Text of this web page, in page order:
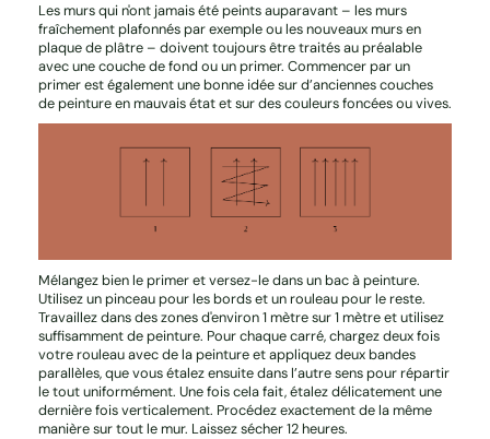
Les murs qui n'ont jamais été peints auparavant – les murs
fraîchement plafonnés par exemple ou les nouveaux murs en
plaque de plâtre – doivent toujours être traités au préalable
avec une couche de fond ou un primer. Commencer par un
primer est également une bonne idée sur d’anciennes couches
de peinture en mauvais état et sur des couleurs foncées ou vives.
Mélangez bien le primer et versez-le dans un bac à peinture.
Utilisez un pinceau pour les bords et un rouleau pour le reste.
Travaillez dans des zones d'environ 1 mètre sur 1 mètre et utilisez
suffisamment de peinture. Pour chaque carré, chargez deux fois
votre rouleau avec de la peinture et appliquez deux bandes
parallèles, que vous étalez ensuite dans l’autre sens pour répartir
le tout uniformément. Une fois cela fait, étalez délicatement une
dernière fois verticalement. Procédez exactement de la même
manière sur tout le mur. Laissez sécher 12 heures.